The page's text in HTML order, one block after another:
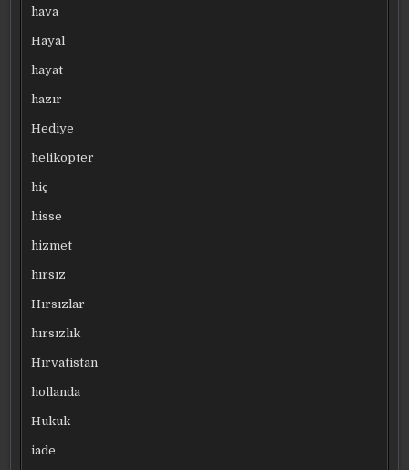
hava
Hayal
hayat
hazır
Hediye
helikopter
hiç
hisse
hizmet
hırsız
Hırsızlar
hırsızlık
Hırvatistan
hollanda
Hukuk
iade